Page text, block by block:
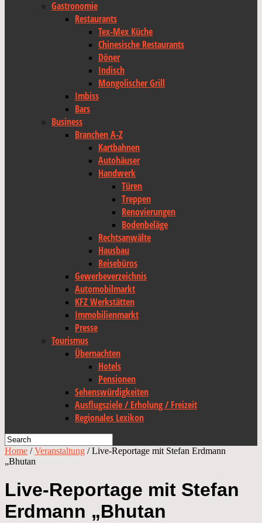
Gastronomie
Restaurants
Tex-Mex Küche
Chinesische Restaurants
Döner
Indisch
Mongolischer Grill
Imbiss
Bars
Business
Branchen A-Z
Kartbahnen
Autohäuser
Handwerk
Türen
Treppen
Renovierungen
Bodenbeläge
Rechtsanwälte
Hausbau
Reisebüros
Gewerbeverzeichnis
Automobilmarkt
KFZ Werkstätten
Immobilienmarkt
Presse
Tourismus
Übernachten
Hotels
Pensionen
Sehenswürdigkeiten
Ausflugsziele / Erholung / Freizeit
Regionales Lexikon
Home /Veranstaltung /Live-Reportage mit Stefan Erdmann
„Bhutan
Live-Reportage mit Stefan
Erdmann „Bhutan